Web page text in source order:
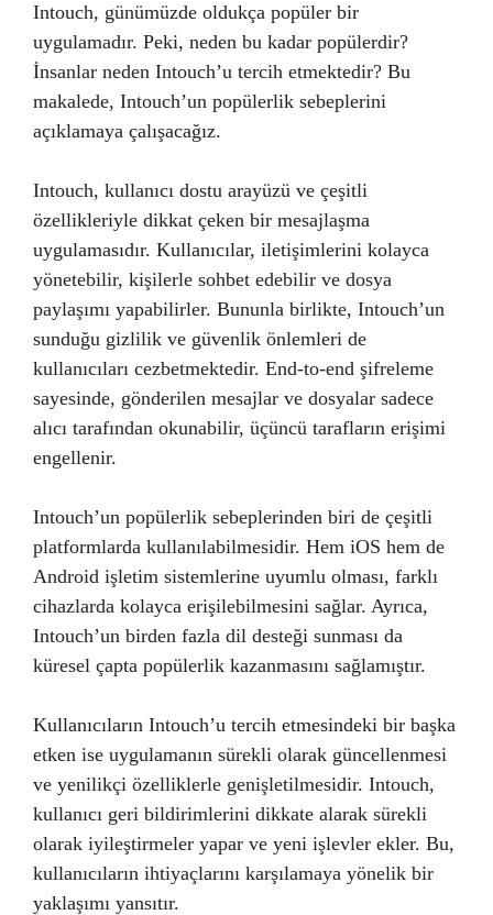
Intouch, günümüzde oldukça popüler bir
uygulamadır. Peki, neden bu kadar popülerdir?
İnsanlar neden Intouch’u tercih etmektedir? Bu
makalede, Intouch’un popülerlik sebeplerini
açıklamaya çalışacağız.
Intouch, kullanıcı dostu arayüzü ve çeşitli
özellikleriyle dikkat çeken bir mesajlaşma
uygulamasıdır. Kullanıcılar, iletişimlerini kolayca
yönetebilir, kişilerle sohbet edebilir ve dosya
paylaşımı yapabilirler. Bununla birlikte, Intouch’un
sunduğu gizlilik ve güvenlik önlemleri de
kullanıcıları cezbetmektedir. End-to-end şifreleme
sayesinde, gönderilen mesajlar ve dosyalar sadece
alıcı tarafından okunabilir, üçüncü tarafların erişimi
engellenir.
Intouch’un popülerlik sebeplerinden biri de çeşitli
platformlarda kullanılabilmesidir. Hem iOS hem de
Android işletim sistemlerine uyumlu olması, farklı
cihazlarda kolayca erişilebilmesini sağlar. Ayrıca,
Intouch’un birden fazla dil desteği sunması da
küresel çapta popülerlik kazanmasını sağlamıştır.
Kullanıcıların Intouch’u tercih etmesindeki bir başka
etken ise uygulamanın sürekli olarak güncellenmesi
ve yenilikçi özelliklerle genişletilmesidir. Intouch,
kullanıcı geri bildirimlerini dikkate alarak sürekli
olarak iyileştirmeler yapar ve yeni işlevler ekler. Bu,
kullanıcıların ihtiyaçlarını karşılamaya yönelik bir
yaklaşımı yansıtır.